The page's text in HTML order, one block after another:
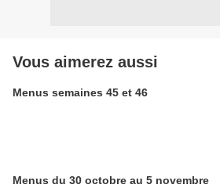
Vous aimerez aussi
Menus semaines 45 et 46
Menus du 30 octobre au 5 novembre